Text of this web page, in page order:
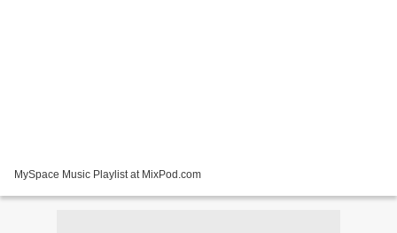
MySpace Music Playlist at MixPod.com